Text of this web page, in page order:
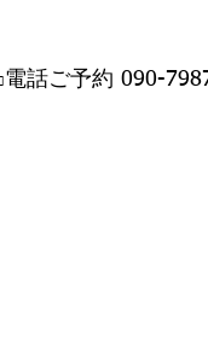
話ご予約 090-